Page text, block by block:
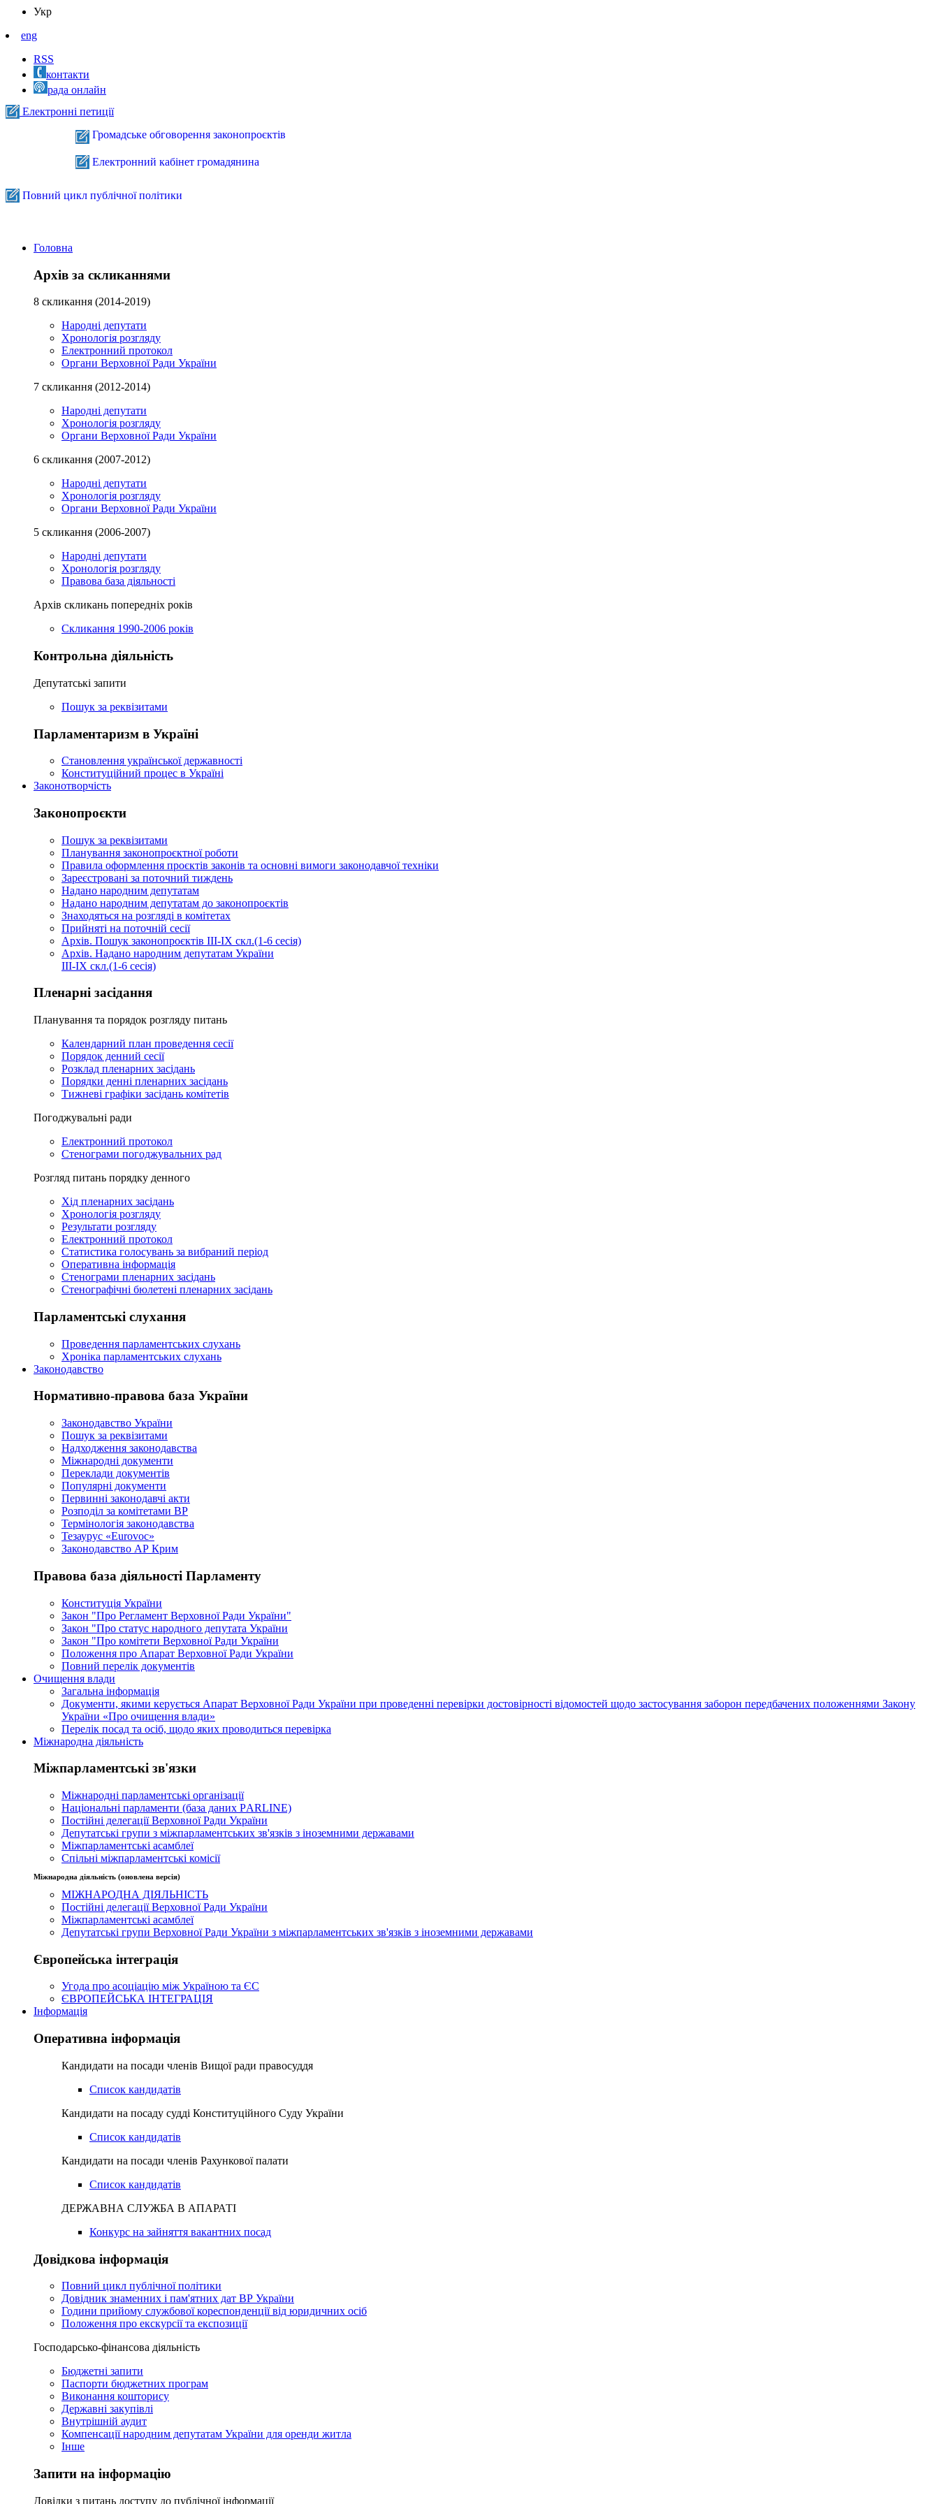
Укр
eng
RSS
контакти
рада онлайн
Електронні петиції
Громадське обговорення законопроєктів
Електронний кабінет громадянина
Повний цикл публічної політики
Головна
Архів за скликаннями
8 скликання (2014-2019)
Народні депутати
Хронологія розгляду
Електронний протокол
Органи Верховної Ради України
7 скликання (2012-2014)
Народні депутати
Хронологія розгляду
Органи Верховної Ради України
6 скликання (2007-2012)
Народні депутати
Хронологія розгляду
Органи Верховної Ради України
5 скликання (2006-2007)
Народні депутати
Хронологія розгляду
Правова база діяльності
Архів скликань попередніх років
Скликання 1990-2006 років
Контрольна діяльність
Депутатські запити
Пошук за реквізитами
Парламентаризм в Україні
Становлення української державності
Конституційний процес в Україні
Законотворчість
Законопроєкти
Пошук за реквізитами
Планування законопроєктної роботи
Правила оформлення проєктів законів та основні вимоги законодавчої техніки
Зареєстровані за поточний тиждень
Надано народним депутатам
Надано народним депутатам до законопроєктів
Знаходяться на розгляді в комітетах
Прийняті на поточній сесії
Архів. Пошук законопроєктів III-IX скл.(1-6 сесія)
Архів. Надано народним депутатам України
III-IX скл.(1-6 сесія)
Пленарні засідання
Планування та порядок розгляду питань
Календарний план проведення сесії
Порядок денний сесії
Розклад пленарних засідань
Порядки денні пленарних засідань
Тижневі графіки засідань комітетів
Погоджувальні ради
Електронний протокол
Стенограми погоджувальних рад
Розгляд питань порядку денного
Хід пленарних засідань
Хронологія розгляду
Результати розгляду
Електронний протокол
Статистика голосувань за вибраний період
Оперативна інформація
Стенограми пленарних засідань
Стенографічні бюлетені пленарних засідань
Парламентські слухання
Проведення парламентських слухань
Хроніка парламентських слухань
Законодавство
Нормативно-правова база України
Законодавство України
Пошук за реквізитами
Надходження законодавства
Міжнародні документи
Переклади документів
Популярні документи
Первинні законодавчі акти
Розподіл за комітетами ВР
Термінологія законодавства
Тезаурус «Eurovoc»
Законодавство АР Крим
Правова база діяльності Парламенту
Конституція України
Закон "Про Регламент Верховної Ради України"
Закон "Про статус народного депутата України
Закон "Про комітети Верховної Ради України
Положення про Апарат Верховної Ради України
Повний перелік документів
Очищення влади
Загальна інформація
Документи, якими керується Апарат Верховної Ради України при проведенні перевірки достовірності відомостей щодо застосування заборон передбачених положеннями Закону
України «Про очищення влади»
Перелік посад та осіб, щодо яких проводиться перевірка
Міжнародна діяльність
Міжпарламентські зв'язки
Міжнародні парламентські організації
Національні парламенти (база даних РARLINE)
Постійні делегації Верховної Ради України
Депутатські групи з міжпарламентських зв'язків з іноземними державами
Міжпарламентські асамблеї
Спільні міжпарламентські комісії
Міжнародна діяльність (оновлена версія)
МІЖНАРОДНА ДІЯЛЬНІСТЬ
Постійні делегації Верховної Ради України
Міжпарламентські асамблеї
Депутатські групи Верховної Ради України з міжпарламентських зв'язків з іноземними державами
Європейська інтеграція
Угода про асоціацію між Україною та ЄС
ЄВРОПЕЙСЬКА ІНТЕГРАЦІЯ
Інформація
Оперативна інформація
Кандидати на посади членів Вищої ради правосуддя
Список кандидатів
Кандидати на посаду судді Конституційного Суду України
Список кандидатів
Кандидати на посади членів Рахункової палати
Список кандидатів
ДЕРЖАВНА СЛУЖБА В АПАРАТІ
Конкурс на зайняття вакантних посад
Довідкова інформація
Повний цикл публічної політики
Довідник знаменних і пам'ятних дат ВР України
Години прийому службової кореспонденції від юридичних осіб
Положення про екскурсії та експозиції
Господарсько-фінансова діяльність
Бюджетні запити
Паспорти бюджетних програм
Виконання кошторису
Державні закупівлі
Внутрішній аудит
Компенсації народним депутатам України для оренди житла
Інше
Запити на інформацію
Довідки з питань доступу до публічної інформації